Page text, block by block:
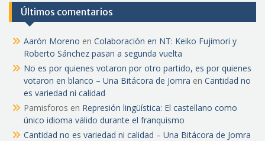
Últimos comentarios
Aarón Moreno en Colaboración en NT: Keiko Fujimori y
Roberto Sánchez pasan a segunda vuelta
No es por quienes votaron por otro partido, es por quienes
votaron en blanco – Una Bitácora de Jomra en Cantidad no
es variedad ni calidad
Pamisforos en Represión lingüística: El castellano como
único idioma válido durante el franquismo
Cantidad no es variedad ni calidad – Una Bitácora de Jomra